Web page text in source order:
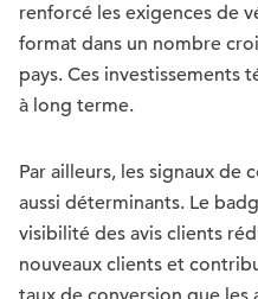
renforcé les exigences de
format dans un nombre
pays. Ces investissements
à long terme.
Par ailleurs, les signaux de
aussi déterminants. Le
visibilité des avis clients
nouveaux clients et